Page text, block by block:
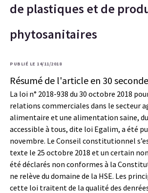
de plastiques et de
phytosanitaires
PUBLIÉ LE 14/11/2018
Résumé de l'article en 30
La loi n° 2018-938 du 30 octobre 2018
relations commerciales dans le secteur
alimentaire et une alimentation saine,
accessible à tous, dite loi Egalim, a été
novembre. Le Conseil constitutionnel
texte le 25 octobre 2018 et un certain
été déclarés non conformes à la
ne relève du domaine de la HSE. Les
cette loi traitent de la qualité des